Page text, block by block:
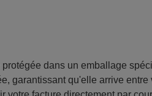
dans un emballage
garantissant qu'elle arrive